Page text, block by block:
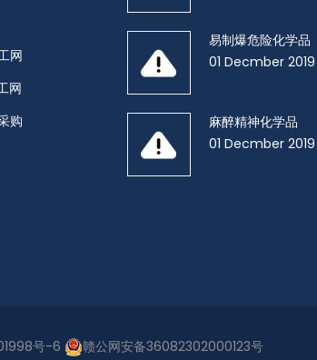
网
网
购
易制爆危险化学品
01 Decmber 2019
麻醉精神化学品
01 Decmber 2019
号-6 赣公网安备36082302000123号